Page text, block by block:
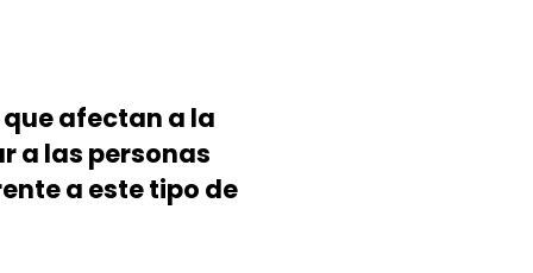
afectan a la
a las personas
a este tipo de